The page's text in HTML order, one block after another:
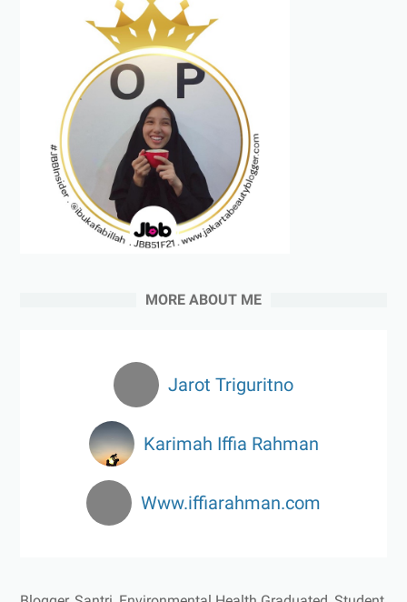
MORE ABOUT ME
Jarot Triguritno
Karimah Iffia Rahman
Www.iffiarahman.com